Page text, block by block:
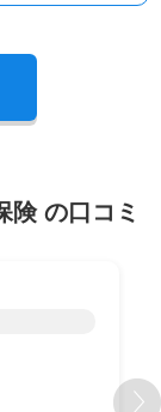
険 の口コミ